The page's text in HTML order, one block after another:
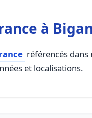
à
référencés
et localisations.